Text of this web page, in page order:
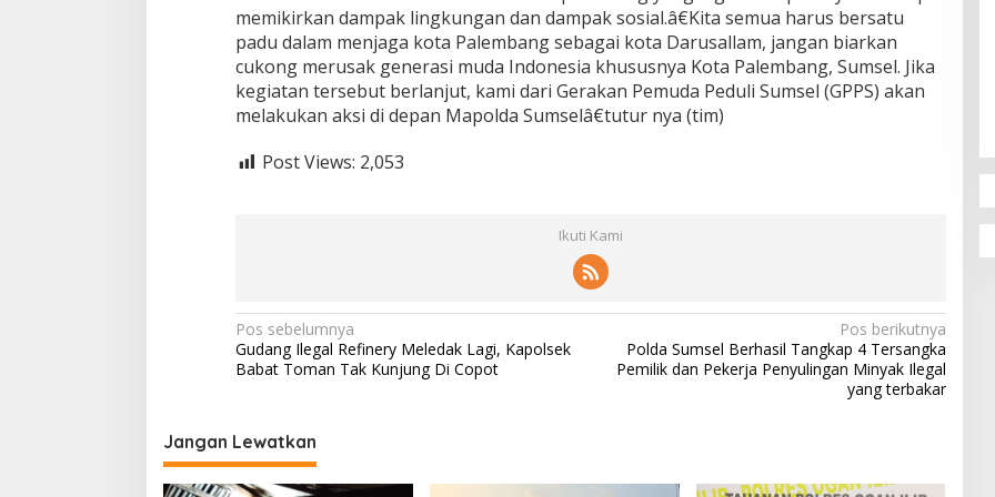
a
t
T
i
n
d
P
r
o
s
t
s
i
D
memikirkan dampak lingkungan dan dampak sosial.â€Kita semua harus bersatu
padu dalam menjaga kota Palembang sebagai kota Darusallam, jangan biarkan
cukong merusak generasi muda Indonesia khususnya Kota Palembang, Sumsel. Jika
kegiatan tersebut berlanjut, kami dari Gerakan Pemuda Peduli Sumsel (GPPS) akan
melakukan aksi di depan Mapolda Sumselâ€tutur nya (tim)
Post Views: 2,053
Ikuti Kami
N
a
i
g
Pos sebelumnya
Gudang Ilegal Refinery Meledak Lagi, Kapolsek
Babat Toman Tak Kunjung Di Copot
Pos berikutnya
Polda Sumsel Berhasil Tangkap 4 Tersangka
Pemilik dan Pekerja Penyulingan Minyak Ilegal
yang terbakar
Jangan Lewatkan